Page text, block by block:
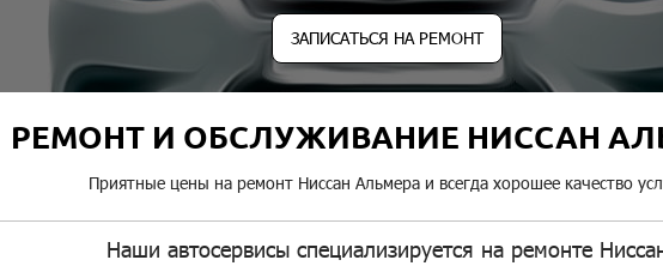
ЗАПИСАТЬСЯ НА РЕМОНТ
РЕМОНТ И ОБСЛУЖИВАНИЕ НИССАН
Приятные цены на ремонт Ниссан Альмера и всегда хорошее качество
Наши автосервисы специализируется на ремонте